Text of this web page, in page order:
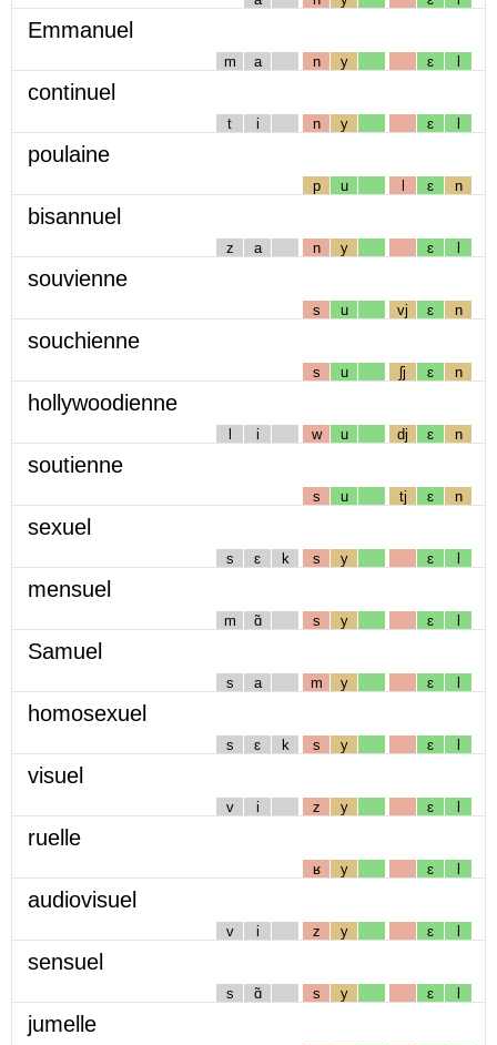
Emmanuel
m a n y ɛ l
continuel
t i n y ɛ l
poulaine
p u l ɛ n
bisannuel
z a n y ɛ l
souvienne
s u vj ɛ n
souchienne
s u ʃj ɛ n
hollywoodienne
l i w u dj ɛ n
soutienne
s u tj ɛ n
sexuel
s ɛ k s y ɛ l
mensuel
m ɑ̃ s y ɛ l
Samuel
s a m y ɛ l
homosexuel
s ɛ k s y ɛ l
visuel
v i z y ɛ l
ruelle
ʁ y ɛ l
audiovisuel
v i z y ɛ l
sensuel
s ɑ̃ s y ɛ l
jumelle